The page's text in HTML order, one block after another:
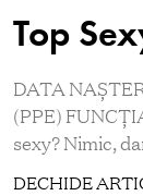
Top
DATA
(PPE)
sexy? Nimic,
DECHIDE